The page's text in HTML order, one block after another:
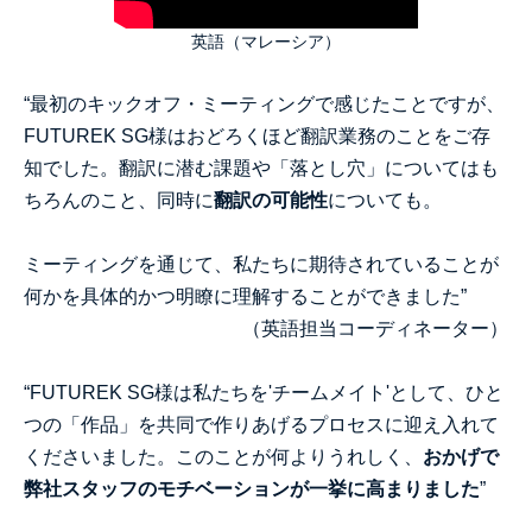
英語（マレーシア）
“最初のキックオフ・ミーティングで感じたことですが、
FUTUREK SG様はおどろくほど翻訳業務のことをご存
知でした。翻訳に潜む課題や「落とし穴」についてはも
ちろんのこと、同時に翻訳の可能性についても。
ミーティングを通じて、私たちに期待されていることが
何かを具体的かつ明瞭に理解することができました”
（英語担当コーディネーター）
“FUTUREK SG様は私たちを'チームメイト'として、ひと
つの「作品」を共同で作りあげるプロセスに迎え入れて
くださいました。このことが何よりうれしく、 おかげで
弊社スタッフのモチベーションが一挙に高まりました”